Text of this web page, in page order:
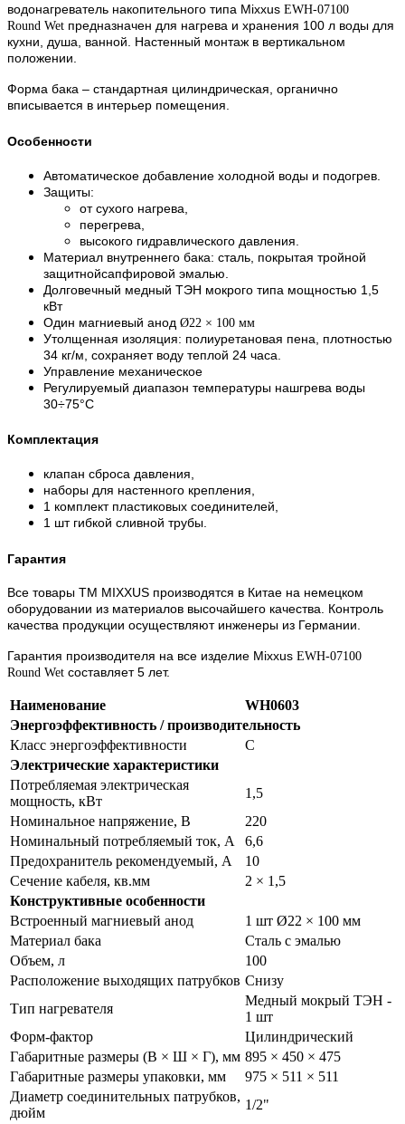
водонагреватель накопительного типа Mixxus EWH-07100
Round Wet предназначен для нагрева и хранения 100 л воды для
кухни, душа, ванной. Настенный монтаж в вертикальном
положении.
Форма бака – стандартная цилиндрическая, органично
вписывается в интерьер помещения.
Особенности
Автоматическое добавление холодной воды и подогрев.
Защиты:
от сухого нагрева,
перегрева,
высокого гидравлического давления.
Материал внутреннего бака: сталь, покрытая тройной
защитнойсапфировой эмалью.
Долговечный медный ТЭН мокрого типа мощностью 1,5
кВт
Один магниевый анод Ø22 × 100 мм
Утолщенная изоляция: полиуретановая пена, плотностью
34 кг/м, сохраняет воду теплой 24 часа.
Управление механическое
Регулируемый диапазон температуры нашгрева воды
30÷75°C
Комплектация
клапан сброса давления,
наборы для настенного крепления,
1 комплект пластиковых соединителей,
1 шт гибкой сливной трубы.
Гарантия
Все товары ТМ MIXXUS производятся в Китае на немецком
оборудовании из материалов высочайшего качества. Контроль
качества продукции осуществляют инженеры из Германии.
Гарантия производителя на все изделие Mixxus EWH-07100
Round Wet составляет 5 лет.
Наименование
WH0603
Энергоэффективность / производительность
Класс энергоэффективности
С
Электрические характеристики
Потребляемая электрическая
мощность, кВт
1,5
Номинальное напряжение, В
220
Номинальный потребляемый ток, А
6,6
Предохранитель рекомендуемый, А
10
Сечение кабеля, кв.мм
2 × 1,5
Конструктивные особенности
Встроенный магниевый анод
1 шт Ø22 × 100 мм
Материал бака
Сталь с эмалью
Объем, л
100
Расположение выходящих патрубков Снизу
Тип нагревателя
Медный мокрый ТЭН -
1 шт
Форм-фактор
Цилиндрический
Габаритные размеры (В × Ш × Г), мм 895 × 450 × 475
Габаритные размеры упаковки, мм
975 × 511 × 511
Диаметр соединительных патрубков,
дюйм
1/2"